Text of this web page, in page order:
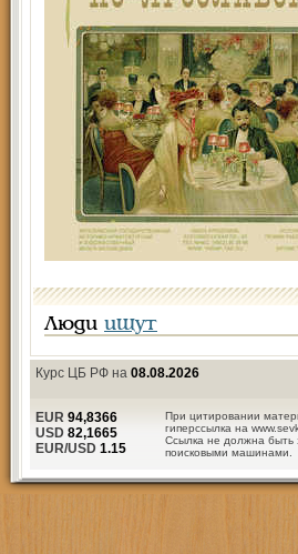
Люди ищут
Курс ЦБ РФ на 08.08.2026
При цитировании
гиперссылка на
Ссылка не должна быть
поисковыми машинами.
EUR 94,8366
USD 82,1665
EUR/USD 1.15